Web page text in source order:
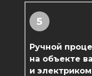
5
Ручной
на объекте
и электриком